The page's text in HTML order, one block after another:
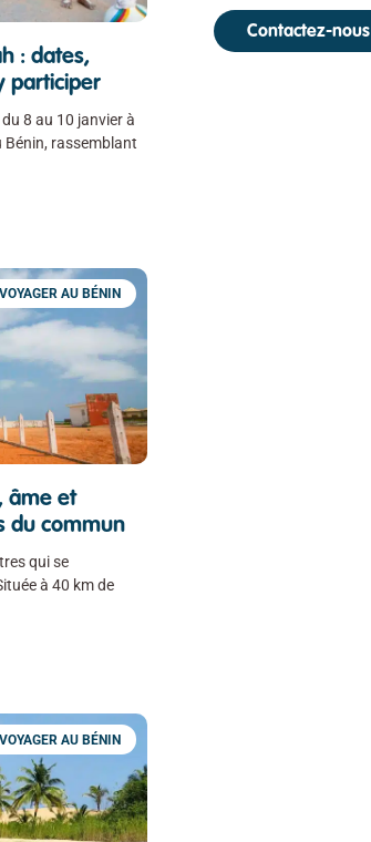
: dates,
participer
8 au 10 janvier à
rassemblant
VOYAGER AU BÉNIN
âme et
du commun
qui se
à 40 km de
VOYAGER AU BÉNIN
Contactez-nous